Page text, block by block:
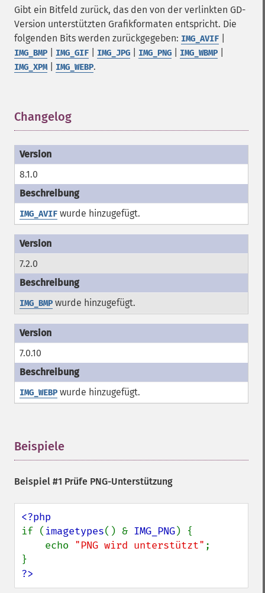
Gibt ein Bitfeld zurück, das den von der verlinkten GD-
Version unterstützten Grafikformaten entspricht. Die
folgenden Bits werden zurückgegeben: IMG_AVIF
IMG_BMP IMG_GIF IMG_JPG IMG_PNG IMG_WBMP
IMG_XPM| IMG_WEBP.
Changelog
8.1.0
IMG_AVIF wurde hinzugefügt.
7.2.0
IMG_BMP wurde hinzugefügt.
7.0.10
IMG_WEBP wurde hinzugefügt.
Beispiele
Beispiel #1 Prüfe PNG-Unterstützung
if ( imagetypes() & IMG_PNG) {
    echo
"PNG wird unterstützt" ;
?>